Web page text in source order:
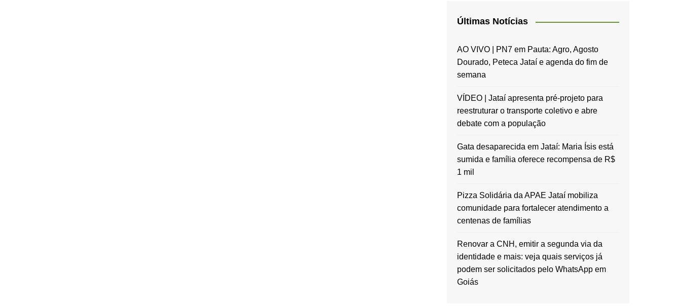
Últimas Notícias
AO VIVO | PN7 em Pauta: Agro, Agosto
Dourado, Peteca Jataí e agenda do fim de
semana
VÍDEO | Jataí apresenta pré-projeto para
reestruturar o transporte coletivo e abre
debate com a população
Gata desaparecida em Jataí: Maria Ísis está
sumida e família oferece recompensa de R$
1 mil
Pizza Solidária da APAE Jataí mobiliza
comunidade para fortalecer atendimento a
centenas de famílias
Renovar a CNH, emitir a segunda via da
identidade e mais: veja quais serviços já
podem ser solicitados pelo WhatsApp em
Goiás